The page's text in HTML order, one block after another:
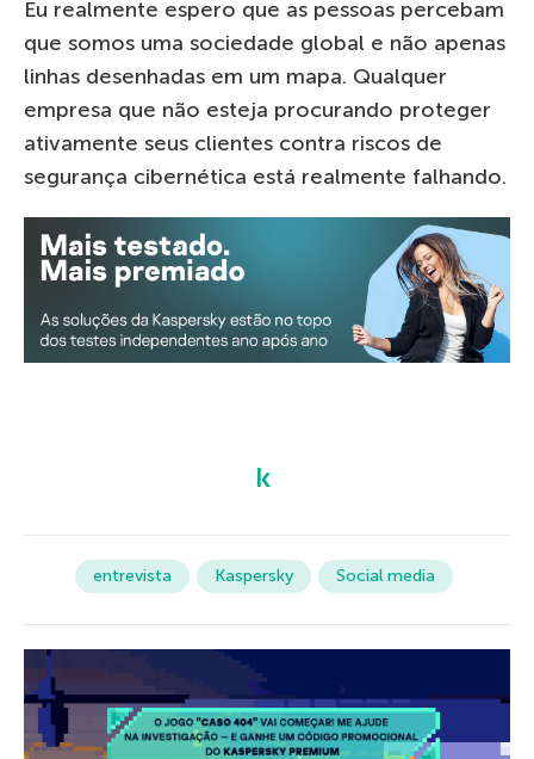
Eu realmente espero que as pessoas percebam
que somos uma sociedade global e não apenas
linhas desenhadas em um mapa. Qualquer
empresa que não esteja procurando proteger
ativamente seus clientes contra riscos de
segurança cibernética está realmente falhando.
entrevista Kaspersky Social media